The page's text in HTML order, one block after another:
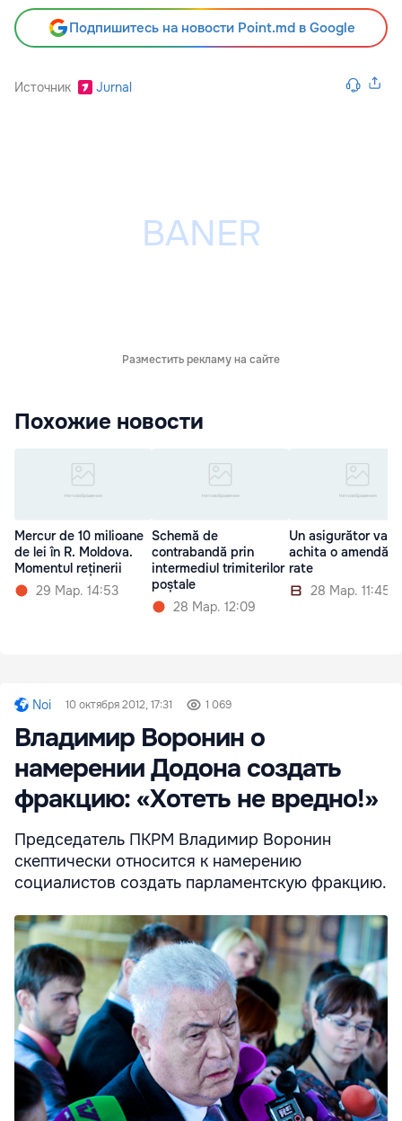
Подпишитесь на новости Point.md в Google
Источник Jurnal
Разместить рекламу на сайте
Похожие новости
Mercur de 10 milioane
de lei în R. Moldova.
Momentul reținerii
29 Мар. 14:53
Schemă de
contrabandă prin
intermediul trimiterilor
poștale
28 Мар. 12:09
Un asigurător va
achita o amendă în
rate
28 Мар. 11:45
Noi 10 октября 2012, 17:31 1 069
Владимир Воронин о
намерении Додона создать
фракцию: «Хотеть не вредно!»
Председатель ПКРМ Владимир Воронин
скептически относится к намерению
социалистов создать парламентскую фракцию.